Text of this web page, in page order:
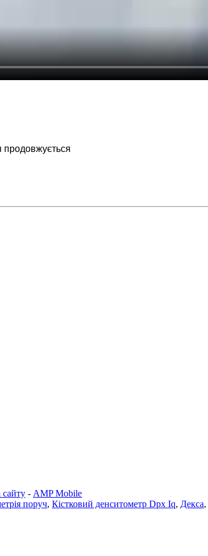
продовжується
сайту - AMP Mobile
поруч, Кістковий денситометр Dpx Iq, Декса,